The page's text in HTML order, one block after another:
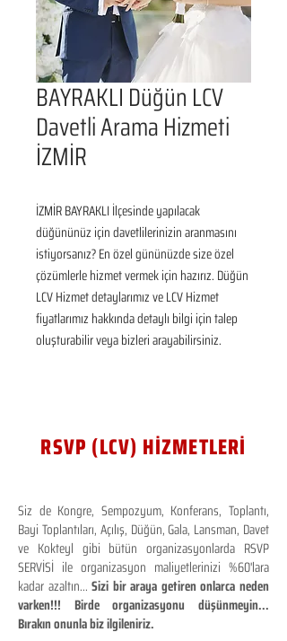
BAYRAKLI Düğün LCV
Davetli Arama Hizmeti
İZMİR
İZMİR BAYRAKLI İlçesinde yapılacak
düğününüz için davetlilerinizin aranmasını
istiyorsanız? En özel gününüzde size özel
çözümlerle hizmet vermek için hazırız. Düğün
LCV Hizmet detaylarımız ve LCV Hizmet
fiyatlarımız hakkında detaylı bilgi için talep
oluşturabilir veya bizleri arayabilirsiniz.
RSVP (LCV) HİZMETLERİ
Siz de Kongre, Sempozyum, Konferans, Toplantı,
Bayi Toplantıları, Açılış, Düğün, Gala, Lansman, Davet
ve Kokteyl gibi bütün organizasyonlarda RSVP
SERVİSİ ile organizasyon maliyetlerinizi %60'lara
kadar azaltın...Sizi bir araya getiren onlarca neden
varken!!! Birde organizasyonu düşünmeyin...
Bırakın onunla biz ilgileniriz.